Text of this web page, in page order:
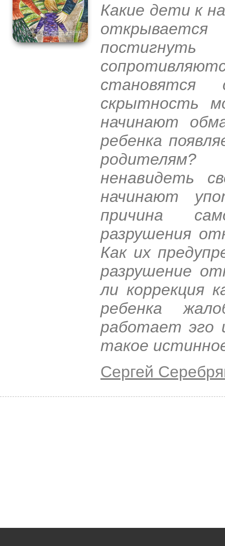
Какие дети к
скрытность
начинают
ребенка
ненавидеть
начинают
причина
разрушения
Как их
разрушение
ли коррекция
ребенка
работает эго
такое
Сергей